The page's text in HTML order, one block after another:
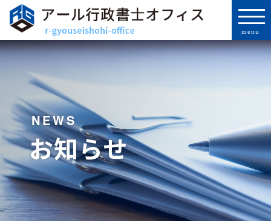
NEWS
お知らせ